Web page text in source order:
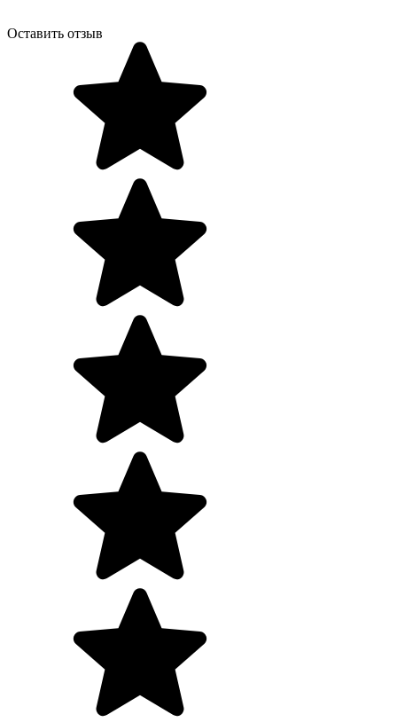
Оставить отзыв